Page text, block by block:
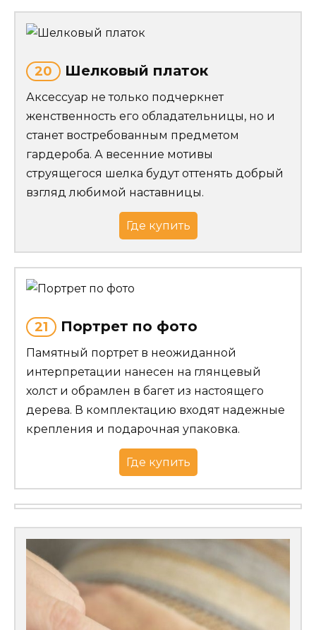
20 Шелковый платок
Аксессуар не только подчеркнет
женственность его обладательницы, но и
станет востребованным предметом
гардероба. А весенние мотивы
струящегося шелка будут оттенять добрый
взгляд любимой наставницы.
Где купить
21 Портрет по фото
Памятный портрет в неожиданной
интерпретации нанесен на глянцевый
холст и обрамлен в багет из настоящего
дерева. В комплектацию входят надежные
крепления и подарочная упаковка.
Где купить